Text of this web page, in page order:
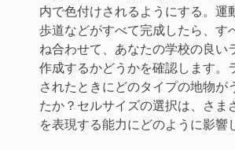
内で色付けされるようにする。運
歩道などがすべて完成したら、す
ね合わせて、あなたの学校の良い
作成するかどうかを確認します。
されたときにどのタイプの地物が
たか？セルサイズの選択は、さま
を表現する能力にどのように影響